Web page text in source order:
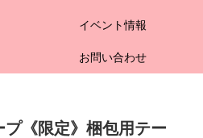
イベント情報
お問い合わせ
《限定》梱包用テー